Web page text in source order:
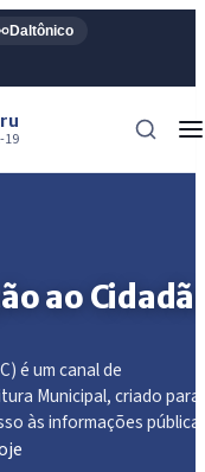
Daltônico
19
ao
é um canal de
Municipal, criado para
às informações